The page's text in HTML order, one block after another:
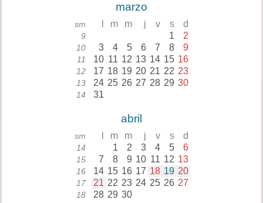
marzo
sm m m j v s d
9 1 2
10 3 4 5 6 7 8 9
11 10 11 12 13 14 15 16
12 17 18 19 20 21 22 23
13 24 25 26 27 28 29 30
14 31
abril
sm m m j v s d
14 1 2 3 4 5 6
15 7 8 9 10 11 12 13
16 14 15 16 17 18 19 20
17 21 22 23 24 25 26 27
18 28 29 30